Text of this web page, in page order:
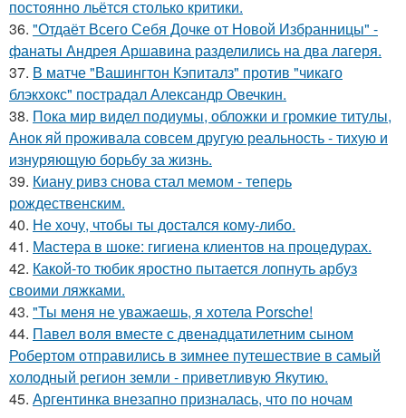
постоянно льётся столько критики.
36. "Отдаёт Всего Себя Дочке от Новой Избранницы" -
фанаты Андрея Аршавина разделились на два лагеря.
37. В матче "Вашингтон Кэпиталз" против "чикаго
блэкхокс" пострадал Александр Овечкин.
38. Пока мир видел подиумы, обложки и громкие титулы,
Анок яй проживала совсем другую реальность - тихую и
изнуряющую борьбу за жизнь.
39. Киану ривз снова стал мемом - теперь
рождественским.
40. Не хочу, чтобы ты достался кому-либо.
41. Мастера в шоке: гигиена клиентов на процедурах.
42. Какой-то тюбик яростно пытается лопнуть арбуз
своими ляжками.
43. "Ты меня не уважаешь, я хотела Porsche!
44. Павел воля вместе с двенадцатилетним сыном
Робертом отправились в зимнее путешествие в самый
холодный регион земли - приветливую Якутию.
45. Аргентинка внезапно призналась, что по ночам